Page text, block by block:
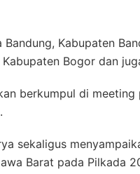
Kabupaten
Bogor dan
berkumpul di meeting
sekaligus
Barat pada Pilkada